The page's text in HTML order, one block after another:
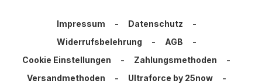
Impressum - Datenschutz
-
Widerrufsbelehrung
- AGB
-
Cookie Einstellungen
- Zahlungsmethoden
-
Versandmethoden
- Ultraforce by 25now
-